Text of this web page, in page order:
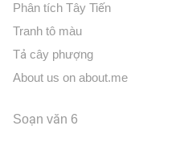
Phân tích Tây Tiến
Tranh tô màu
Tả cây phượng
About us on about.me
Soạn văn 6